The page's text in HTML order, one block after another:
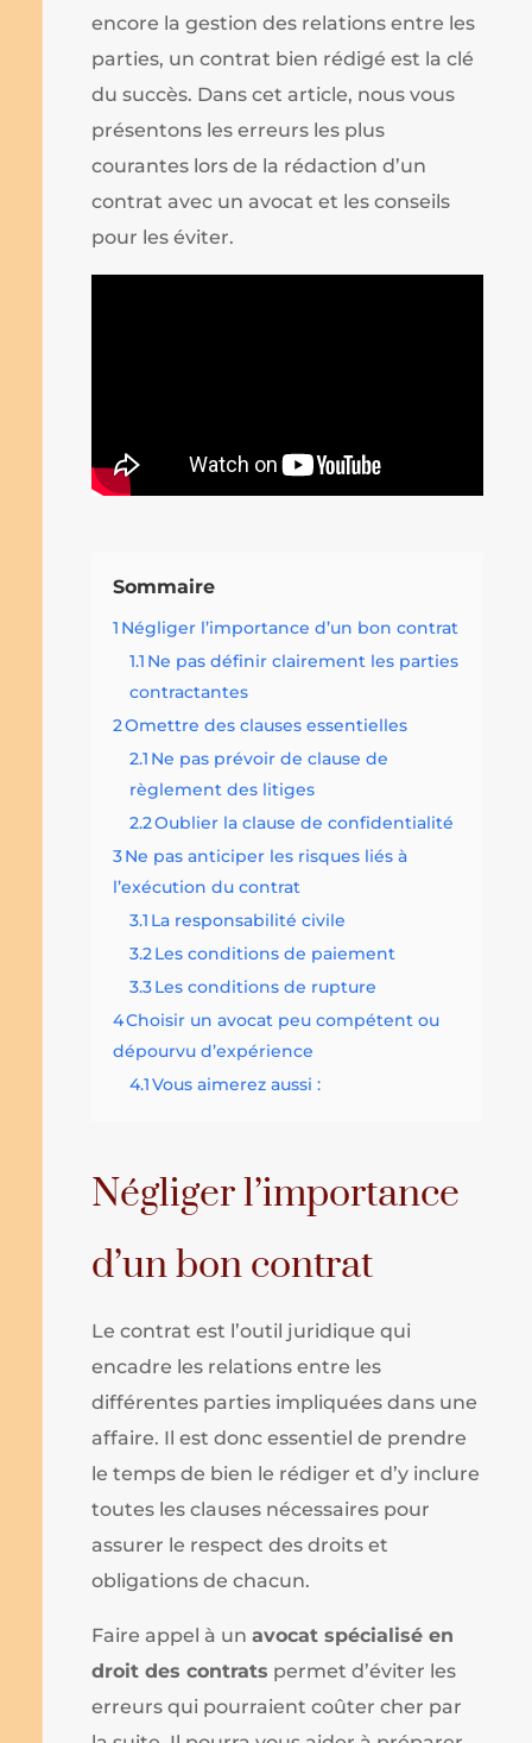
encore la gestion des relations entre les
parties, un contrat bien rédigé est la clé
du succès. Dans cet article, nous vous
présentons les erreurs les plus
courantes lors de la rédaction d’un
contrat avec un avocat et les conseils
pour les éviter.
Sommaire
1 Négliger l’importance d’un bon contrat
1.1 Ne pas définir clairement les parties
contractantes
2Omettre des clauses essentielles
2.1 Ne pas prévoir de clause de
règlement des litiges
2.2Oublier la clause de confidentialité
3Ne pas anticiper les risques liés à
l’exécution du contrat
3.1 La responsabilité civile
3.2Les conditions de paiement
3.3Les conditions de rupture
4Choisir un avocat peu compétent ou
dépourvu d’expérience
4.1Vous aimerez aussi :
Négliger l’importance
d’un bon contrat
Le contrat est l’outil juridique qui
encadre les relations entre les
différentes parties impliquées dans une
affaire. Il est donc essentiel de prendre
le temps de bien le rédiger et d’y inclure
toutes les clauses nécessaires pour
assurer le respect des droits et
obligations de chacun.
Faire appel à unavocat spécialisé en
droit des contrats permet d’éviter les
erreurs qui pourraient coûter cher par